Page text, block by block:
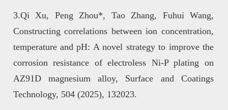
3.Qi Xu, Peng Zhou*, Tao Zhang, Fuhui Wang,
Constructing correlations between ion concentration,
temperature and pH: A novel strategy to improve the
corrosion resistance of electroless Ni-P plating on
AZ91D magnesium alloy, Surface and Coatings
Technology, 504 (2025), 132023.